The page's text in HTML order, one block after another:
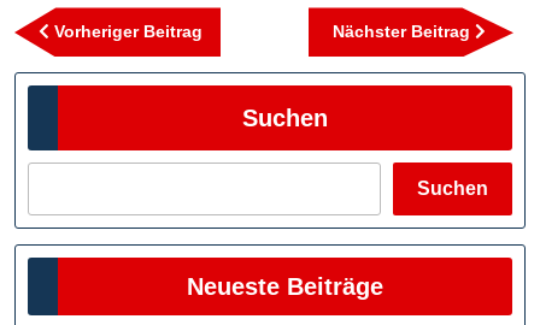
Beitragsnavigation
Vorheriger Beitrag
Beitrag
Nächster Beitrag
Suchen
Suchen
Neueste Beiträge